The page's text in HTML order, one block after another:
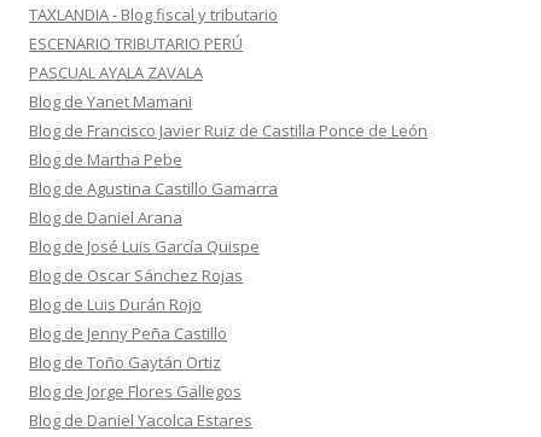
TAXLANDIA - Blog fiscal y tributario
ESCENARIO TRIBUTARIO PERÚ
PASCUAL AYALA ZAVALA
Blog de Yanet Mamani
Blog de Francisco Javier Ruiz de Castilla Ponce de León
Blog de Martha Pebe
Blog de Agustina Castillo Gamarra
Blog de Daniel Arana
Blog de José Luis García Quispe
Blog de Oscar Sánchez Rojas
Blog de Luis Durán Rojo
Blog de Jenny Peña Castillo
Blog de Toño Gaytán Ortiz
Blog de Jorge Flores Gallegos
Blog de Daniel Yacolca Estares